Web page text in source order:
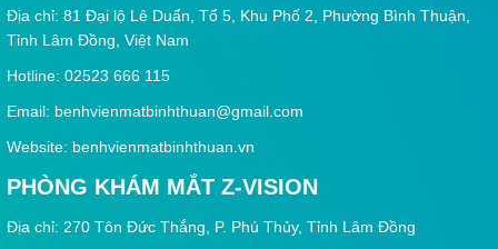
Địa chỉ: 81 Đại lộ Lê Duẩn, Tổ 5, Khu Phố 2, Phường Bình Thuận,
Tỉnh Lâm Đồng, Việt Nam
Hotline: 02523 666 115
Email: benhvienmatbinhthuan@gmail.com
Website: benhvienmatbinhthuan.vn
PHÒNG KHÁM MẮT Z-VISION
Địa chỉ: 270 Tôn Đức Thắng, P. Phú Thủy, Tỉnh Lâm Đồng